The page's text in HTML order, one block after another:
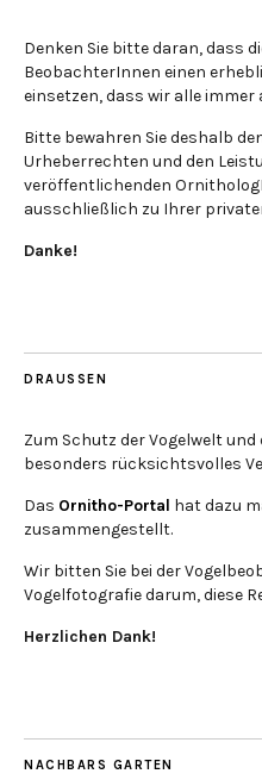
Denken Sie bitte daran, dass
BeobachterInnen einen
einsetzen, dass wir alle
Bitte bewahren Sie deshalb
Urheberrechten und den
veröffentlichenden
ausschließlich zu Ihrer
Danke!
DRAUSSEN
Zum Schutz der Vogelwelt
besonders rücksichtsvolles
Das Ornitho-Portal hat dazu
zusammengestellt.
Wir bitten Sie bei der
Vogelfotografie darum, diese
Herzlichen Dank!
NACHBARS GARTEN